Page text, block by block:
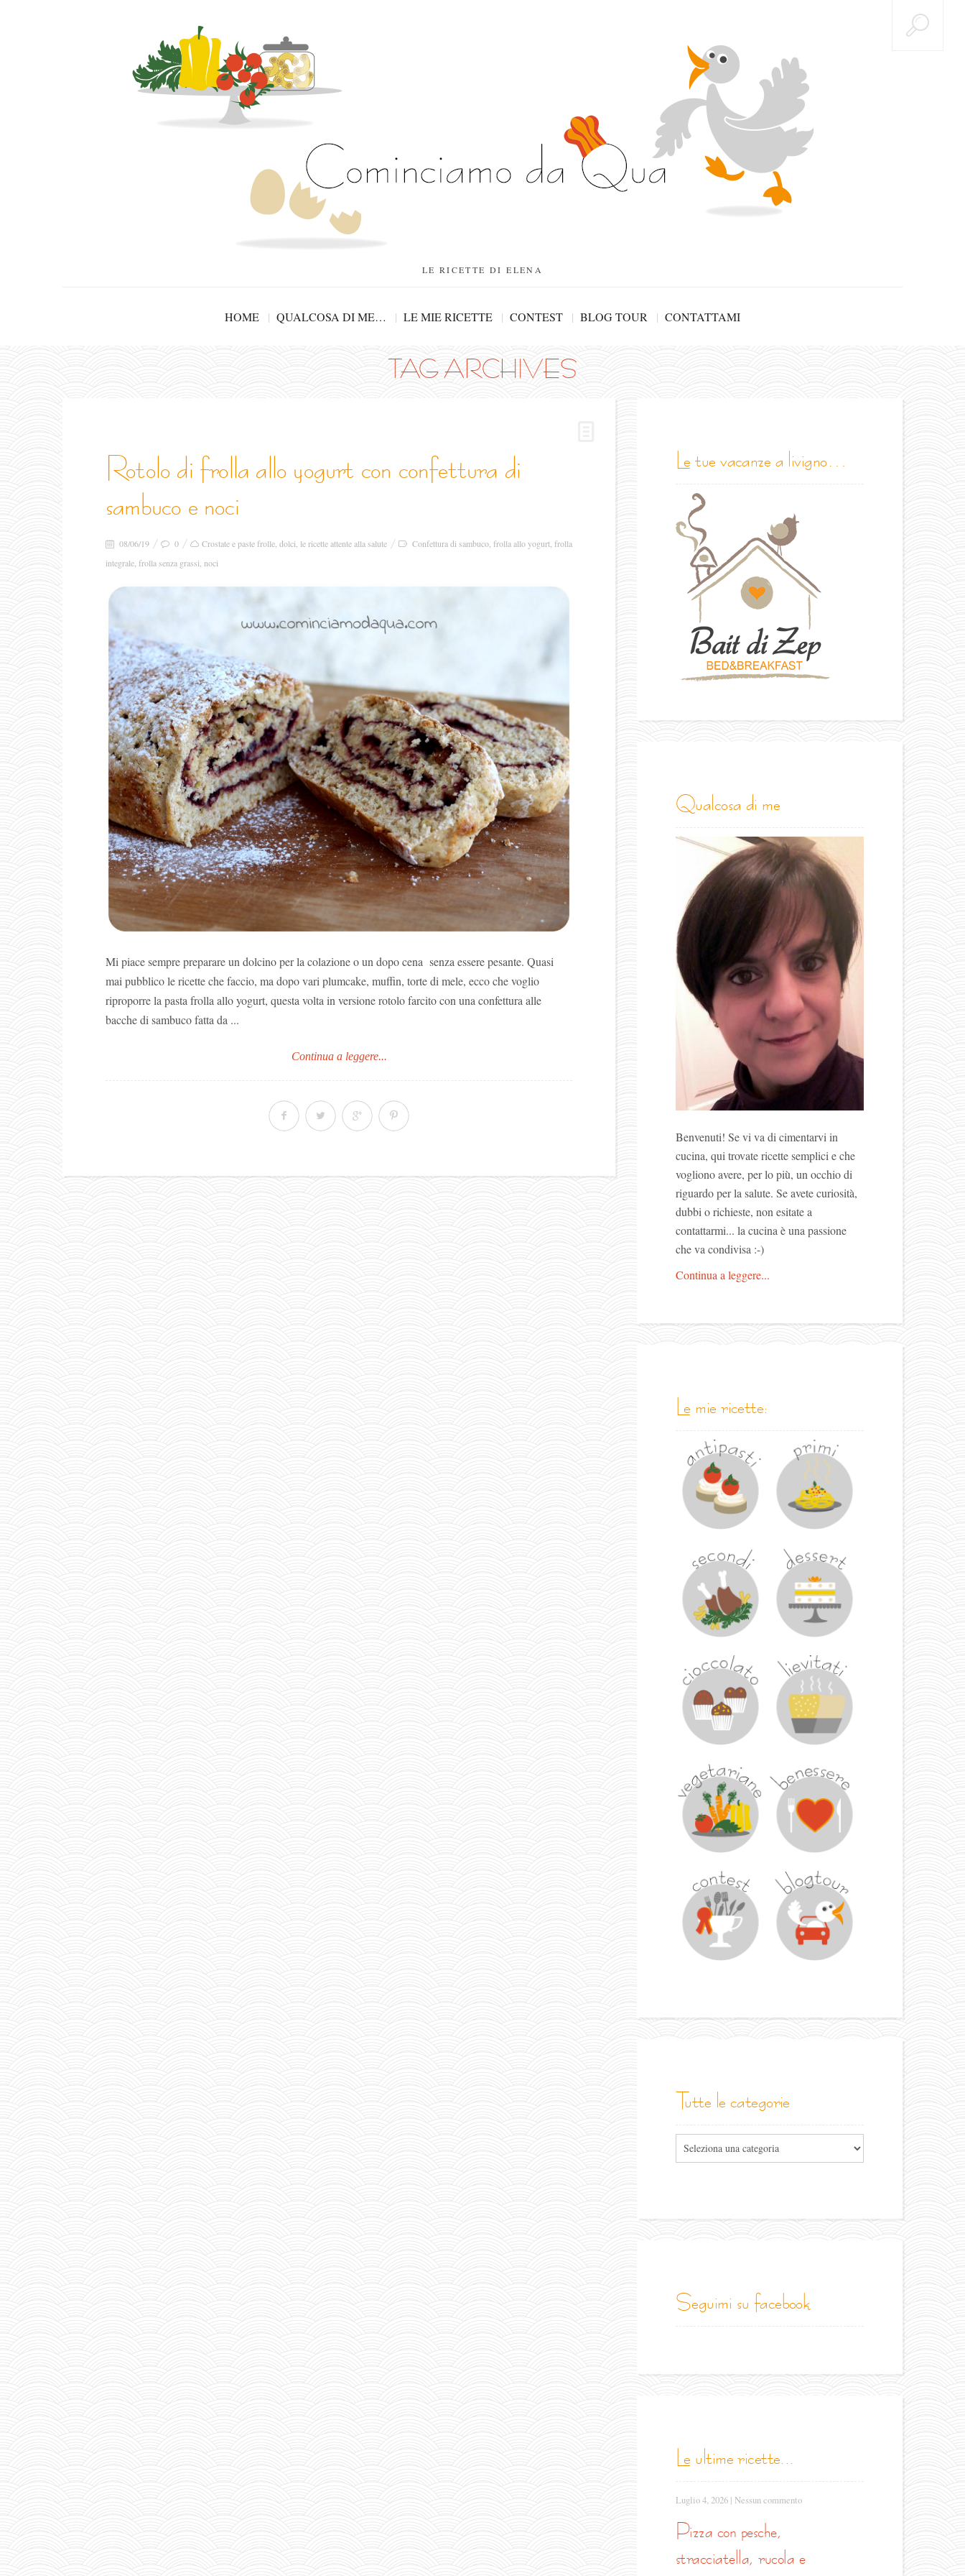
LE RICETTE DI ELENA
HOME QUALCOSA DI ME… LE MIE RICETTE CONTEST BLOG TOUR CONTATTAMI
TAG ARCHIVES
rotolo di frolla allo yogurt con confettura di
sambuco e noci
08/06/19 0 Crostate e paste frolle dolci le ricette attente alla salute Confettura di sambuco frolla allo yogurt frolla
integrale frolla senza grassi noci
Mi piace sempre preparare un dolcino per la colazione o un dopo cena senza essere pesante. Quasi
mai pubblico le ricette che faccio, ma dopo vari plumcake, muffin, torte di mele, ecco che voglio
riproporre la pasta frolla allo yogurt, questa volta in versione rotolo farcito con una confettura alle
bacche di sambuco fatta da ...
Continua a leggere...
le tue vacanze a livigno…
qualcosa di me
Benvenuti! Se vi va di cimentarvi in
cucina, qui trovate ricette semplici e che
vogliono avere, per lo più, un occhio di
riguardo per la salute. Se avete curiosità,
dubbi o richieste, non esitate a
contattarmi... la cucina è una passione
che va condivisa :-)
Continua a leggere...
le mie ricette:
tutte le categorie
seguimi su facebook
le ultime ricette...
Luglio 4, 2026 | Nessun commento
pizza con pesche,
stracciatella, rucola e